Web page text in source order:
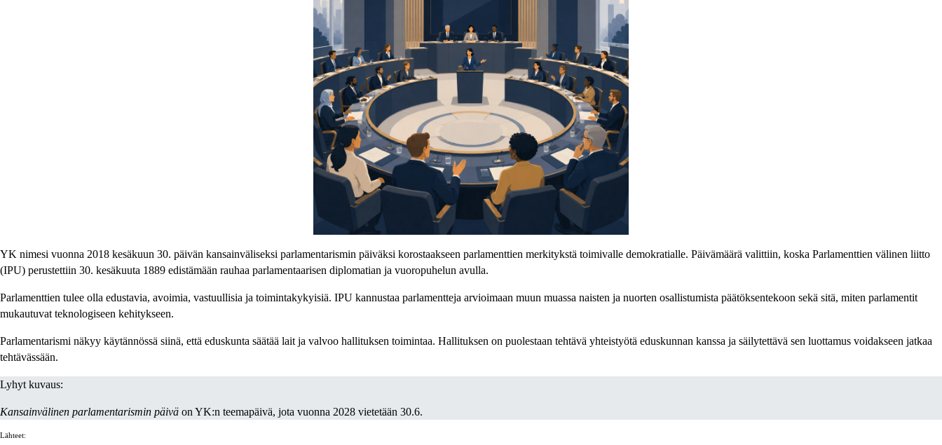
YK nimesi vuonna 2018 kesäkuun 30. päivän kansainväliseksi parlamentarismin päiväksi korostaakseen parlamenttien merkitykstä toimivalle demokratialle. Päivämäärä valittiin, koska Parlamenttien välinen liitto
(IPU) perustettiin 30. kesäkuuta 1889 edistämään rauhaa parlamentaarisen diplomatian ja vuoropuhelun avulla.
Parlamenttien tulee olla edustavia, avoimia, vastuullisia ja toimintakykyisiä. IPU kannustaa parlamentteja arvioimaan muun muassa naisten ja nuorten osallistumista päätöksentekoon sekä sitä, miten parlamentit
mukautuvat teknologiseen kehitykseen.
Parlamentarismi näkyy käytännössä siinä, että eduskunta säätää lait ja valvoo hallituksen toimintaa. Hallituksen on puolestaan tehtävä yhteistyötä eduskunnan kanssa ja säilytettävä sen luottamus voidakseen jatkaa
tehtävässään.
Lyhyt kuvaus:
Kansainvälinen parlamentarismin päivä on YK:n teemapäivä, jota vuonna 2028 vietetään 30.6.
Lähteet: